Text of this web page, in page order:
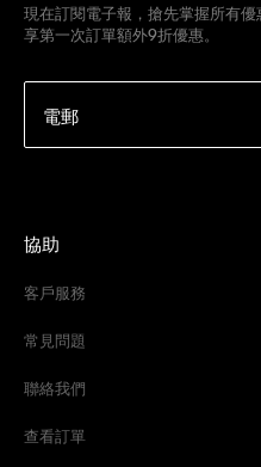
現在訂閱電子報，搶先掌握所有
享第一次訂單額外9折優惠。
電郵
協助
客戶服務
常見問題
聯絡我們
查看訂單